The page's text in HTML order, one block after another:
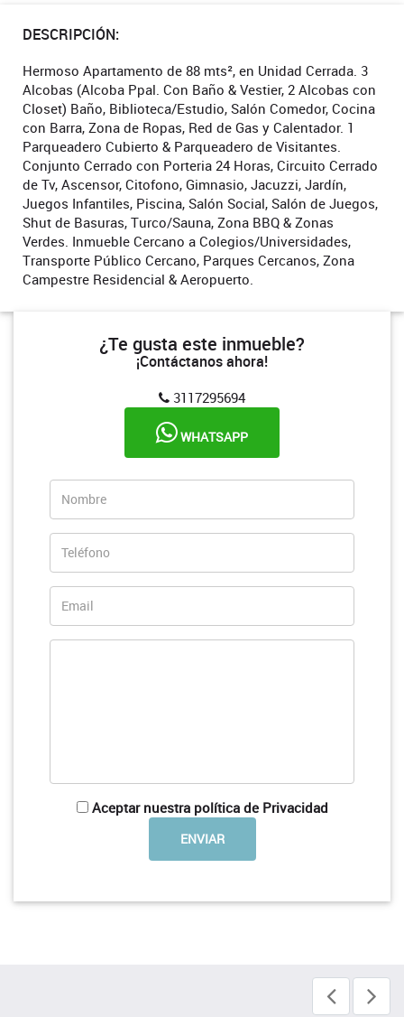
DESCRIPCIÓN:
Hermoso Apartamento de 88 mts², en Unidad Cerrada. 3
Alcobas (Alcoba Ppal. Con Baño & Vestier, 2 Alcobas con
Closet) Baño, Biblioteca/Estudio, Salón Comedor, Cocina
con Barra, Zona de Ropas, Red de Gas y Calentador. 1
Parqueadero Cubierto & Parqueadero de Visitantes.
Conjunto Cerrado con Porteria 24 Horas, Circuito Cerrado
de Tv, Ascensor, Citofono, Gimnasio, Jacuzzi, Jardín,
Juegos Infantiles, Piscina, Salón Social, Salón de Juegos,
Shut de Basuras, Turco/Sauna, Zona BBQ & Zonas
Verdes. Inmueble Cercano a Colegios/Universidades,
Transporte Público Cercano, Parques Cercanos, Zona
Campestre Residencial & Aeropuerto.
¿Te gusta este inmueble?
¡Contáctanos ahora!
3117295694
WHATSAPP
Aceptar nuestra política de Privacidad